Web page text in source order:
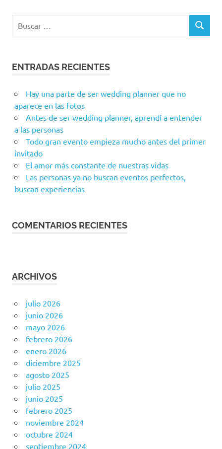
BUSCAR
ENTRADAS RECIENTES
Hay una parte de ser wedding planner que no
aparece en las fotos
Antes de ser wedding planner, aprendí a entender
a las personas
Todo gran evento empieza mucho antes del primer
invitado
El amor más constante de nuestras vidas
Las personas ya no buscan eventos perfectos,
buscan experiencias
COMENTARIOS RECIENTES
ARCHIVOS
julio 2026
junio 2026
mayo 2026
febrero 2026
enero 2026
diciembre 2025
agosto 2025
julio 2025
junio 2025
febrero 2025
noviembre 2024
octubre 2024
septiembre 2024